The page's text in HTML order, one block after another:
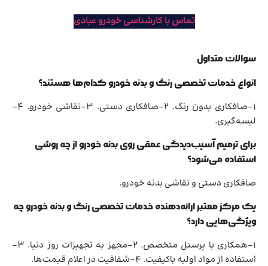
تماس با کارشناسی خودرو عبادی
سوالات متداول
انواع خدمات تخصصی رنگ و بدنه خودرو کدام‌ها هستند؟
1-صافکاری بدون رنگ. 2-صافکاری دستی. 3-نقاشی خودرو. 4-
لیسه‌گیری.
برای ترمیم آسیب‌دیدگی عمقی روی بدنه خودرو از چه روشی
استفاده می‌شود؟
صافکاری دستی و نقاشی بدنه خودرو.
یک مرکز معتبر ارائه‌دهنده خدمات تخصصی رنگ و بدنه خودرو چه
ویژگی‌هایی دارد؟
1-همکاری با پرسنل متخصص. 2-مجهز به تجهیزات روز دنیا. 3-
استفاده از مواد اولیه باکیفیت. 4-شفافیت در اعلام قیمت‌ها.